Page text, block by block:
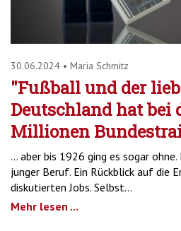
30.06.2024 • Maria Schmitz
"Fußball und der
Deutschland hat bei
Millionen
... aber bis 1926 ging es sogar
junger Beruf. Ein Rückblick auf die
diskutierten Jobs. Selbst...
Mehr lesen ...